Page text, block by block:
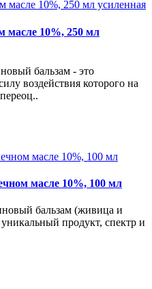
масле 10%, 250 мл
бальзам - это
воздействия которого на
масле 10%, 100 мл
бальзам (живица и
продукт, спектр и